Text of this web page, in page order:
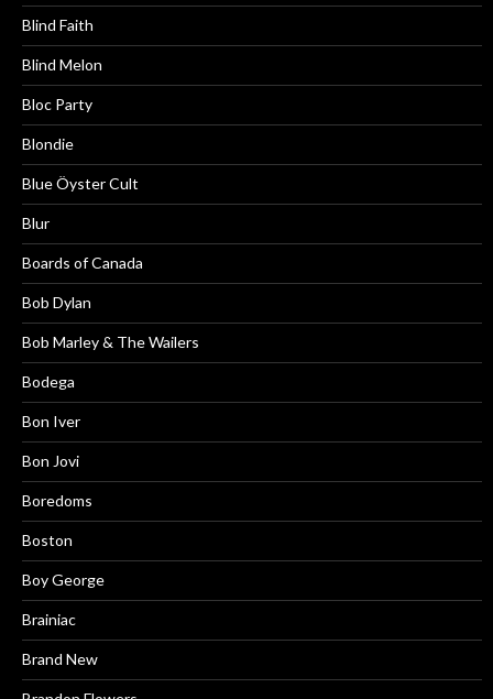
Blind Faith
Blind Melon
Bloc Party
Blondie
Blue Öyster Cult
Blur
Boards of Canada
Bob Dylan
Bob Marley & The Wailers
Bodega
Bon Iver
Bon Jovi
Boredoms
Boston
Boy George
Brainiac
Brand New